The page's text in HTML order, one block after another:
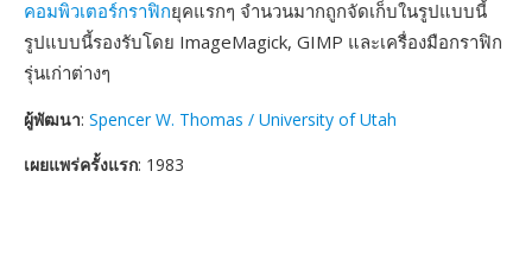
คอมพิวเตอร์กราฟิกยุคแรกๆ จำนวนมากถูกจัดเก็บในรูปแบบนี้
รูปแบบนี้รองรับโดย ImageMagick, GIMP และเครื่องมือกราฟิก
รุ่นเก่าต่างๆ
ผู้พัฒนา: Spencer W. Thomas / University of Utah
เผยแพร่ครั้งแรก: 1983